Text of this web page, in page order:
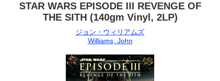
STAR WARS EPISODE III REVENGE OF
THE SITH (140gm Vinyl, 2LP)
ジョン・ウィリアムズ
Williams, John